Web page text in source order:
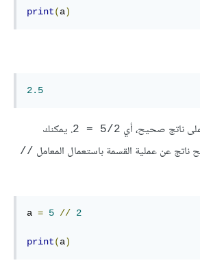
print(a)
2.5
5/2 = 2
. يمكنك
عن عملية القسمة باستعمال المعامل //
a = 5 // 2
print(a)